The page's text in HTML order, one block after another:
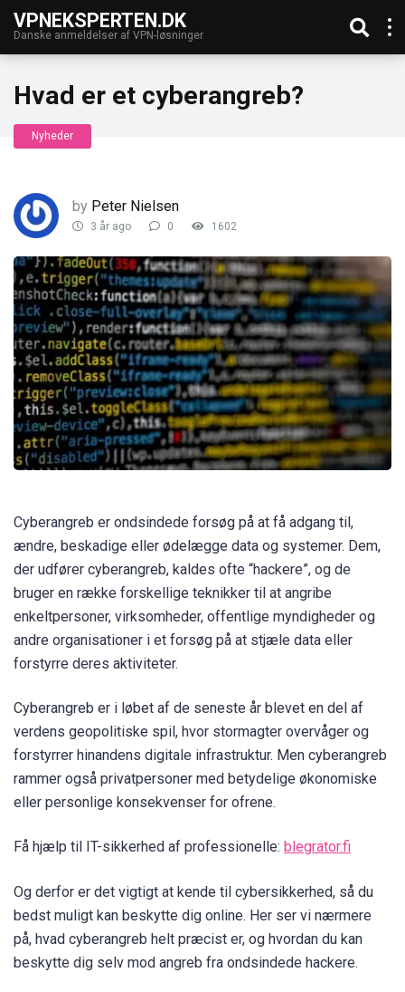
VPNEKSPERTEN.DK
Danske anmeldelser af VPN-løsninger
Hvad er et cyberangreb?
Nyheder
by Peter Nielsen
3 år ago 0 1602
Cyberangreb er ondsindede forsøg på at få adgang til,
ændre, beskadige eller ødelægge data og systemer. Dem,
der udfører cyberangreb, kaldes ofte “hackere”, og de
bruger en række forskellige teknikker til at angribe
enkeltpersoner, virksomheder, offentlige myndigheder og
andre organisationer i et forsøg på at stjæle data eller
forstyrre deres aktiviteter.
Cyberangreb er i løbet af de seneste år blevet en del af
verdens geopolitiske spil, hvor stormagter overvåger og
forstyrrer hinandens digitale infrastruktur. Men cyberangreb
rammer også privatpersoner med betydelige økonomiske
eller personlige konsekvenser for ofrene.
Få hjælp til IT-sikkerhed af professionelle: blegrator.fi
Og derfor er det vigtigt at kende til cybersikkerhed, så du
bedst muligt kan beskytte dig online. Her ser vi nærmere
på, hvad cyberangreb helt præcist er, og hvordan du kan
beskytte dig selv mod angreb fra ondsindede hackere.